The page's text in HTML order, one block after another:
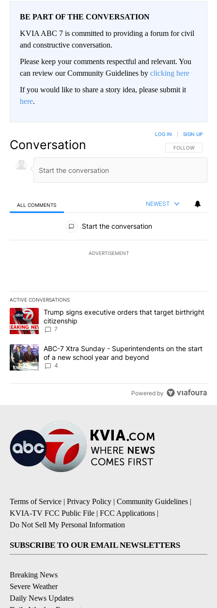
BE PART OF THE CONVERSATION
KVIA ABC 7 is committed to providing a forum for civil
and constructive conversation.
Please keep your comments respectful and relevant. You
can review our Community Guidelines by clicking here
If you would like to share a story idea, please submit it
here.
Conversation FOLLOW THIS
FOLLOW
LOG IN SIGN UP
ALL COMMENTS NEWEST
All Comments
Start the conversation
ADVERTISEMENT
ACTIVE CONVERSATIONS
The following is a list of the most commented articles in the last
A trending article titled "Trump signs executive orders that
Trump signs executive orders that target birthright
citizenship
7
A trending article titled "ABC-7 Xtra Sunday - Superintendents
ABC-7 Xtra Sunday - Superintendents on the start
of a new school year and beyond
4
Powered by
Terms of Service | Privacy Policy | Community Guidelines |
KVIA-TV FCC Public File | FCC Applications |
Do Not Sell My Personal Information
SUBSCRIBE TO OUR EMAIL NEWSLETTERS
Breaking News
Severe Weather
Daily News Updates